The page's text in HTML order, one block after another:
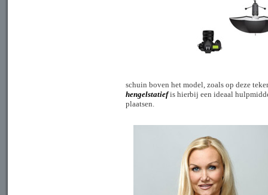
schuin boven het model, zoals op deze
hengelstatief is hierbij een ideaal
plaatsen.